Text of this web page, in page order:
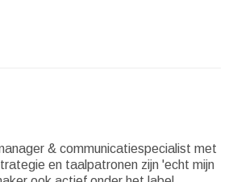
& communicatiespecialist met
en taalpatronen zijn 'echt mijn